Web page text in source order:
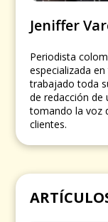
Jeniffer
Periodista
especializada
trabajado toda
de redacción de
tomando la voz
clientes.